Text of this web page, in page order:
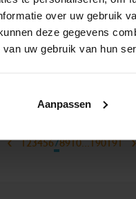
over uw gebruik
deze gegevens
uw gebruik van hun
Aanpassen
de
van
De
3-
‹ 12345678910...190191 ›